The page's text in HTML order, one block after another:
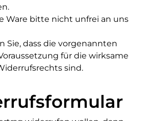
Ware bitte nicht unfrei an uns
Sie, dass die vorgenannten
für die wirksame
sind.